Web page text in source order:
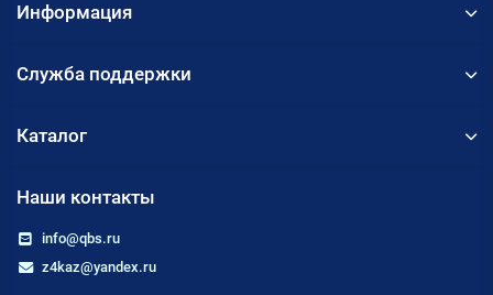
Информация
Служба поддержки
Каталог
Наши контакты
info@qbs.ru
z4kaz@yandex.ru